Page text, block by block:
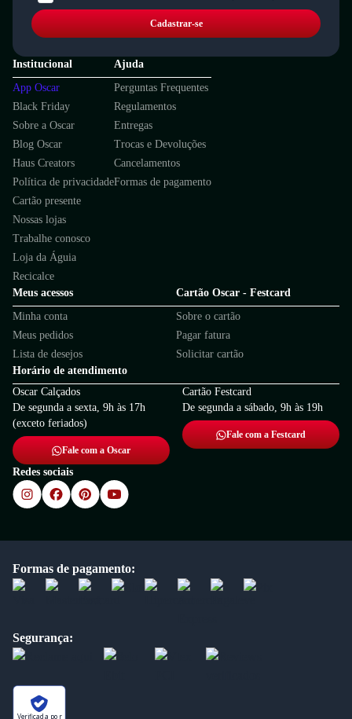
Cadastrar-se
Institucional
App Oscar
Black Friday
Sobre a Oscar
Blog Oscar
Haus Creators
Política de privacidade
Cartão presente
Nossas lojas
Trabalhe conosco
Loja da Águia
Recicalce
Ajuda
Perguntas Frequentes
Regulamentos
Entregas
Trocas e Devoluções
Cancelamentos
Formas de pagamento
Meus acessos
Minha conta
Meus pedidos
Lista de desejos
Cartão Oscar - Festcard
Sobre o cartão
Pagar fatura
Solicitar cartão
Horário de atendimento
Oscar Calçados
De segunda a sexta, 9h às 17h
(exceto feriados)
Fale com a Oscar
Cartão Festcard
De segunda a sábado, 9h às 19h
Fale com a Festcard
Redes sociais
Formas de pagamento:
Segurança:
Verificada por